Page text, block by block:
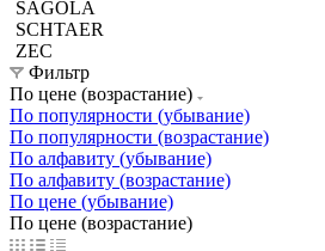
SAGOLA
SCHTAER
ZEC
Фильтр
По цене (возрастание)
По популярности (убывание)
По популярности (возрастание)
По алфавиту (убывание)
По алфавиту (возрастание)
По цене (убывание)
По цене (возрастание)